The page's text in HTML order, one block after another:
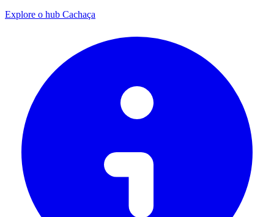
Explore o hub Cachaça